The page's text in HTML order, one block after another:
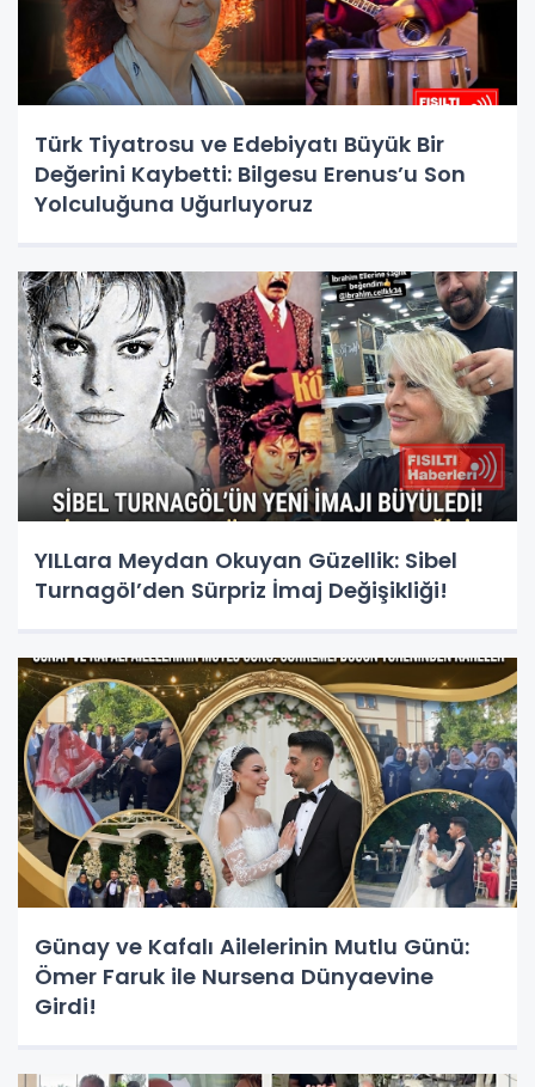
Türk Tiyatrosu ve Edebiyatı Büyük Bir
Değerini Kaybetti: Bilgesu Erenus’u Son
Yolculuğuna Uğurluyoruz
YILLara Meydan Okuyan Güzellik: Sibel
Turnagöl’den Sürpriz İmaj Değişikliği!
Günay ve Kafalı Ailelerinin Mutlu Günü:
Ömer Faruk ile Nursena Dünyaevine
Girdi!